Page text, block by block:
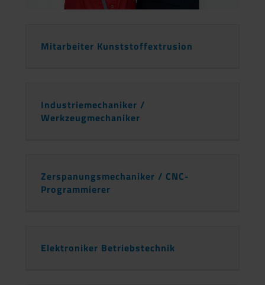
Mitarbeiter Kunststoffextrusion
Industriemechaniker /
Werkzeugmechaniker
Zerspanungsmechaniker / CNC-
Programmierer
Elektroniker Betriebstechnik